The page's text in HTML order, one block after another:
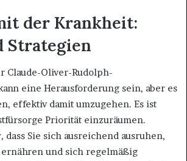
der Krankheit:
Strategien
Claude-Oliver-Rudolph-
eine Herausforderung sein, aber es
effektiv damit umzugehen. Es ist
Priorität einzuräumen.
dass Sie sich ausreichend ausruhen,
ernähren und sich regelmäßig